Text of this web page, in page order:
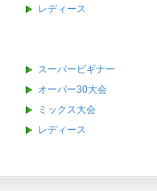
レディース
スーパービギナー
オーバー30大会
ミックス大会
レディース